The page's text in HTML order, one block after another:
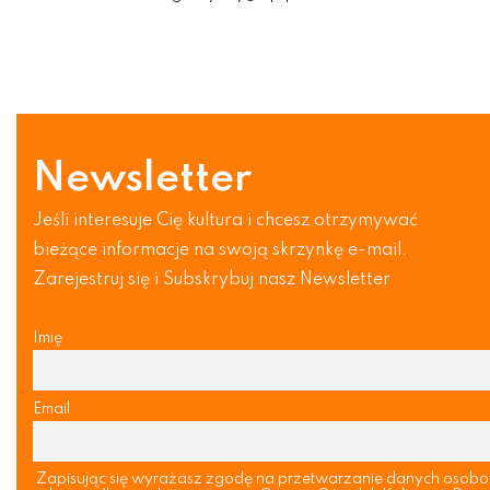
Newsletter
Jeśli interesuje Cię kultura i chcesz otrzymywać
bieżące informacje na swoją skrzynkę e-mail.
Zarejestruj się i Subskrybuj nasz Newsletter
Imię
Email
Zapisując się wyrażasz zgodę na przetwarzanie danych